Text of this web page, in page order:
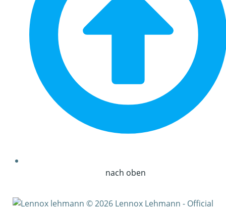
nach oben
© 2026 Lennox Lehmann - Official